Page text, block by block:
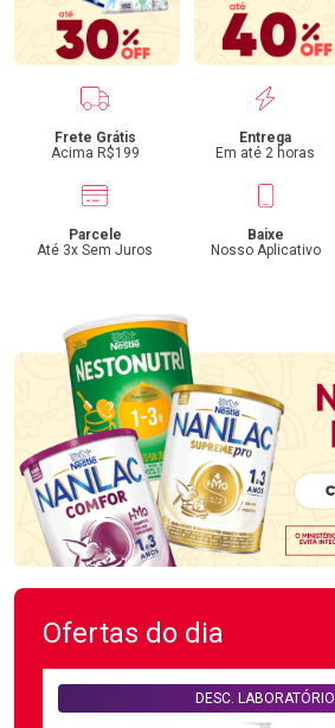
Benefícios
Frete Grátis
Acima R$199
Entrega
Em até 2 horas
Parcele
Até 3x Sem Juros
Baixe
Nosso Aplicativo
Ofertas do dia
DESC. LABORATÓRIO